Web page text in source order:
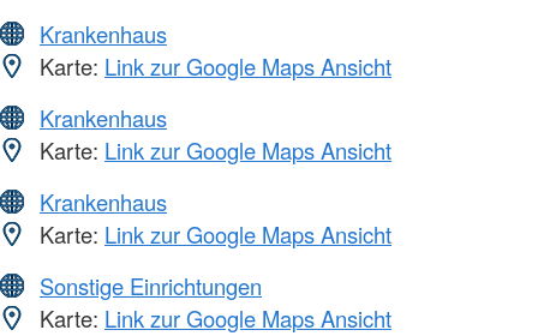
Krankenhaus
Karte: Link zur Google Maps Ansicht
Krankenhaus
Karte: Link zur Google Maps Ansicht
Krankenhaus
Karte: Link zur Google Maps Ansicht
Sonstige Einrichtungen
Karte: Link zur Google Maps Ansicht